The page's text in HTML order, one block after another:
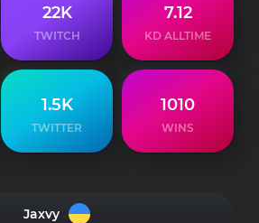
22K
TWITCH
7.12
KD ALLTIME
1.5K
TWITTER
1010
WINS
Jaxvy